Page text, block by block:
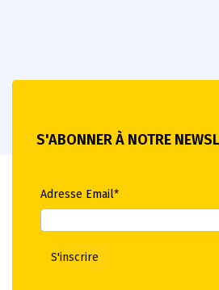
S'ABONNER À NOTRE
Adresse Email*